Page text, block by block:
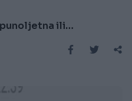
punoljetna ili…